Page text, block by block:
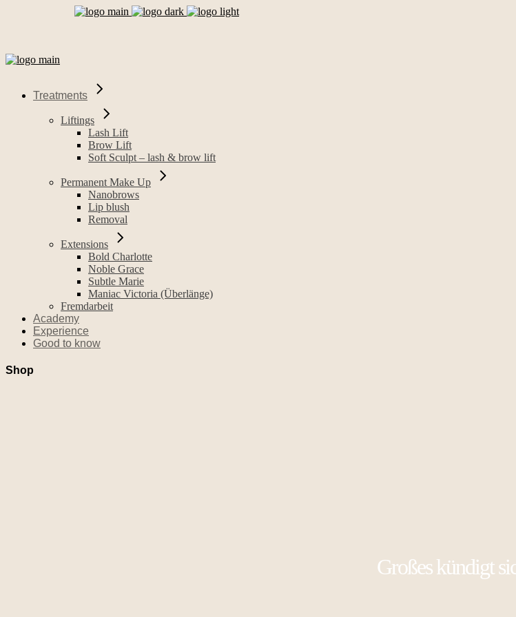
Treatments
Liftings
Lash Lift
Brow Lift
Soft Sculpt – lash & brow lift
Permanent Make Up
Nanobrows
Lip blush
Removal
Extensions
Bold Charlotte
Noble Grace
Subtle Marie
Maniac Victoria (Überlänge)
Fremdarbeit
Academy
Experience
Good to know
Shop
Großes kündigt